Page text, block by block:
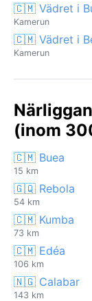
🇨🇲 Vädret i
Kamerun
🇨🇲 Vädret i
Kamerun
(inom
🇨🇲 Buea
15 km
🇬🇶 Rebola
54 km
🇨🇲 Kumba
73 km
🇨🇲 Edéa
106 km
🇳🇬 Calabar
143 km